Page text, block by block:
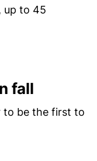
up to 45
fall
to be the first to